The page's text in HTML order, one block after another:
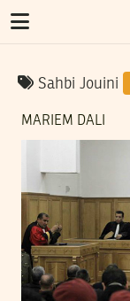
Sahbi Jouini
MARIEM DALI